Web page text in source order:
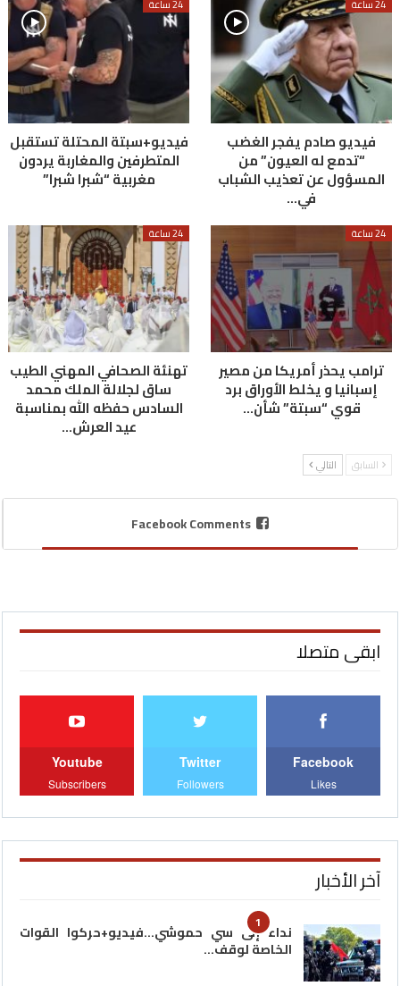
24 ساعة
فيديو صادم يفجر الغضب
“تدمع له العيون” من
المسؤول عن تعذيب الشباب
في…
24 ساعة
فيديو+سبتة المحتلة تستقبل
المتطرفين والمغاربة يردون
مغربية “شبرا شبرا”
24 ساعة
ترامب يحذر أمريكا من مصير
إسبانيا و يخلط الأوراق برد
قوي “سبتة” شأن…
24 ساعة
تهنئة الصحافي المهني الطيب
ساق لجلالة الملك محمد
السادس حفظه الله بمناسبة
عيد العرش…
السابق التالي
Facebook Comments
ابقى متصلا
Facebook
Likes
Twitter
Followers
Youtube
Subscribers
آخر الأخبار
1
نداء إلى سي حموشي…فيديو+حركوا القوات
الخاصة لوقف…